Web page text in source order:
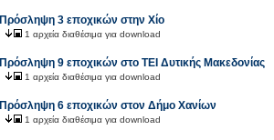
Πρόσληψη 3 εποχικών στην Χίο
1 αρχεία διαθέσιμα για download
Πρόσληψη 9 εποχικών στο ΤΕΙ Δυτικής Μακεδονίας
1 αρχεία διαθέσιμα για download
Πρόσληψη 6 εποχικών στον Δήμο Χανίων
1 αρχεία διαθέσιμα για download